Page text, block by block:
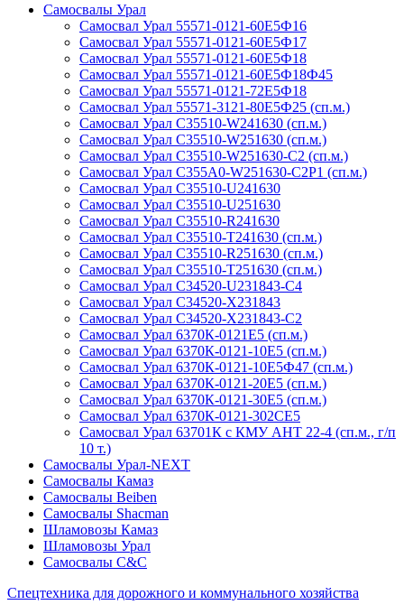
Самосвалы Урал
Самосвал Урал 55571-0121-60Е5Ф16
Самосвал Урал 55571-0121-60Е5Ф17
Самосвал Урал 55571-0121-60Е5Ф18
Самосвал Урал 55571-0121-60Е5Ф18Ф45
Самосвал Урал 55571-0121-72Е5Ф18
Самосвал Урал 55571-3121-80Е5Ф25 (сп.м.)
Самосвал Урал С35510-W241630 (сп.м.)
Самосвал Урал С35510-W251630 (сп.м.)
Самосвал Урал С35510-W251630-С2 (сп.м.)
Самосвал Урал С355A0-W251630-C2P1 (сп.м.)
Самосвал Урал С35510-U241630
Самосвал Урал С35510-U251630
Самосвал Урал С35510-R241630
Самосвал Урал С35510-T241630 (сп.м.)
Самосвал Урал С35510-R251630 (сп.м.)
Самосвал Урал С35510-T251630 (сп.м.)
Самосвал Урал С34520-U231843-C4
Самосвал Урал C34520-X231843
Самосвал Урал C34520-X231843-C2
Самосвал Урал 6370К-0121Е5 (сп.м.)
Самосвал Урал 6370К-0121-10Е5 (сп.м.)
Самосвал Урал 6370К-0121-10Е5Ф47 (сп.м.)
Самосвал Урал 6370К-0121-20Е5 (сп.м.)
Самосвал Урал 6370К-0121-30Е5 (сп.м.)
Самосвал Урал 6370К-0121-302СЕ5
Самосвал Урал 63701К с КМУ АНТ 22-4 (сп.м., г/п
10 т.)
Самосвалы Урал-NEXT
Самосвалы Камаз
Самосвалы Beiben
Самосвалы Shacman
Шламовозы Камаз
Шламовозы Урал
Самосвалы C&C
Спецтехника для дорожного и коммунального хозяйства